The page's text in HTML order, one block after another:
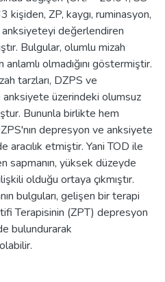
ZP, kaygı, ruminasyon,
değerlendiren
Bulgular, olumlu mizah
olmadığını göstermiştir.
tarzları, DZPS ve
üzerindeki olumsuz
Bununla birlikte hem
depresyon ve anksiyete
aracılık etmiştir. Yani TOD ile
sapmanın, yüksek düzeyde
olduğu ortaya çıkmıştır.
bulguları, gelişen bir terapi
Terapisinin (ZPT) depresyon
bulundurarak